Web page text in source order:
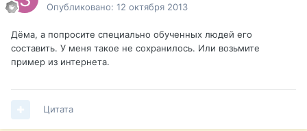
Опубликовано: 12 октября 2013
Дёма, а попросите специально обученных людей его
составить. У меня такое не сохранилось. Или возьмите
пример из интернета.
Цитата